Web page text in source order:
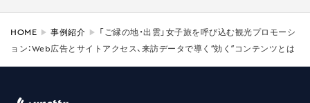
HOME 事例紹介
「ご縁の地・出雲」女子旅を呼び込む観光プロモーシ
ョン：Web広告とサイトアクセス、来訪データで導く“効く”コンテンツとは